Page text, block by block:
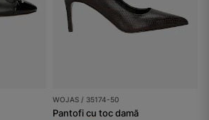
WOJAS / 35174-50
Pantofi cu toc damă